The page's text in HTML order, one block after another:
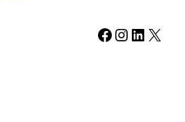
Facebook Instagram LinkedIn X